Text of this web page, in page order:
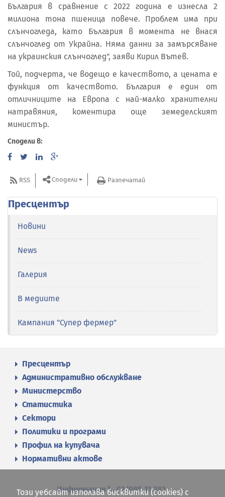
България в сравнение с 2022 година е изнесла 2
милиона тона пшеница повече. Проблем има при
слънчогледа, като България в момента не внася
слънчоглед от Украйна. Няма данни за замърсяване
на украинския слънчоглед", заяви Кирил Вътев.
Той, подчерта, че водещо е качеството, а цената е
функция от качеството. България е един от
отличниците на Европа с най-малко хранителни
натравяния, коментира още земеделският
министър.
Сподели в:
RSS Сподели Разпечатай
Пресцентър
Новини
News
Галерия
В медиите
Кампания "Супер фермер"
Пресцентър
Административно обслужване
Министерство
Статистика
Сектори
Политики и програми
Профил на купувача
Нормативни актове
Информация 02/985 11 383
Този уебсайт използва бисквитки (cookies) с